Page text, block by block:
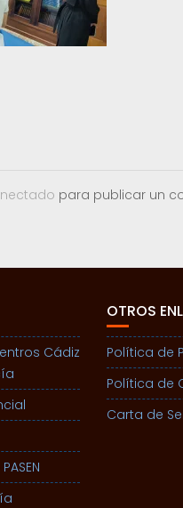
para publicar un
Cádiz
OTROS
Política de
Política de
Carta de